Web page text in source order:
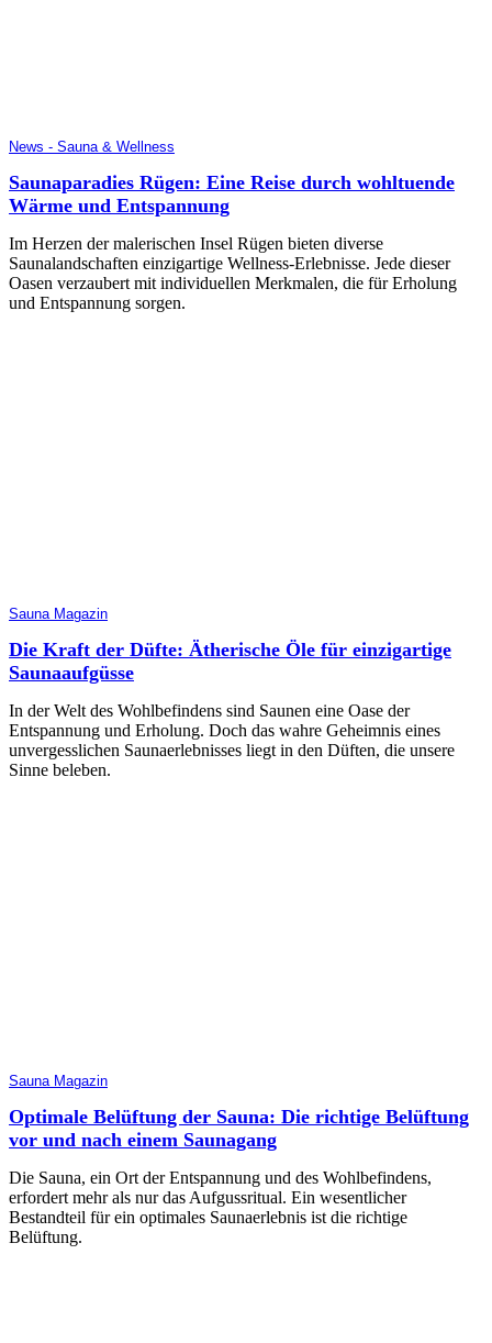
News - Sauna & Wellness
Saunaparadies Rügen: Eine Reise durch wohltuende
Wärme und Entspannung
Im Herzen der malerischen Insel Rügen bieten diverse
Saunalandschaften einzigartige Wellness-Erlebnisse. Jede dieser
Oasen verzaubert mit individuellen Merkmalen, die für Erholung
und Entspannung sorgen.
Sauna Magazin
Die Kraft der Düfte: Ätherische Öle für einzigartige
Saunaaufgüsse
In der Welt des Wohlbefindens sind Saunen eine Oase der
Entspannung und Erholung. Doch das wahre Geheimnis eines
unvergesslichen Saunaerlebnisses liegt in den Düften, die unsere
Sinne beleben.
Sauna Magazin
Optimale Belüftung der Sauna: Die richtige Belüftung
vor und nach einem Saunagang
Die Sauna, ein Ort der Entspannung und des Wohlbefindens,
erfordert mehr als nur das Aufgussritual. Ein wesentlicher
Bestandteil für ein optimales Saunaerlebnis ist die richtige
Belüftung.